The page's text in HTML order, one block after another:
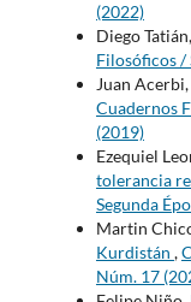
(2022)
Diego Tatián,
Filosóficos /
Juan Acerbi,
Cuadernos
(2019)
Ezequiel
tolerancia
Segunda
Martin
Kurdistán ,
Núm. 17